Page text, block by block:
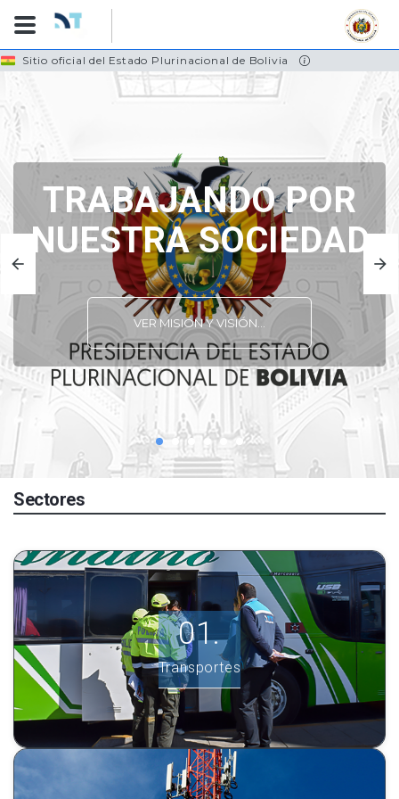
Skip
to
main
Sitio oficial del Estado Plurinacional de Bolivia
TRABAJANDO POR
NUESTRA SOCIEDAD
VER MISIÓN Y VISIÓN...
Sectores
Transportes
Transportes
Ver más información.
INGRESE AQUÍ